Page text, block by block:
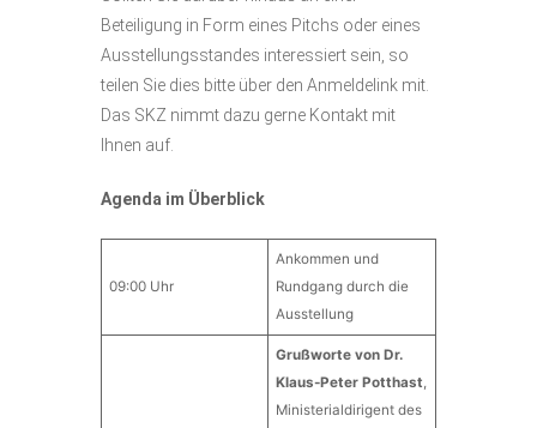
Beteiligung in Form eines Pitchs oder eines
Ausstellungsstandes interessiert sein, so
teilen Sie dies bitte über den Anmeldelink mit.
Das SKZ nimmt dazu gerne Kontakt mit
Ihnen auf.
Agenda im Überblick
09:00 Uhr
Ankommen und
Rundgang durch die
Ausstellung
Grußworte von Dr.
Klaus-Peter Potthast,
Ministerialdirigent des